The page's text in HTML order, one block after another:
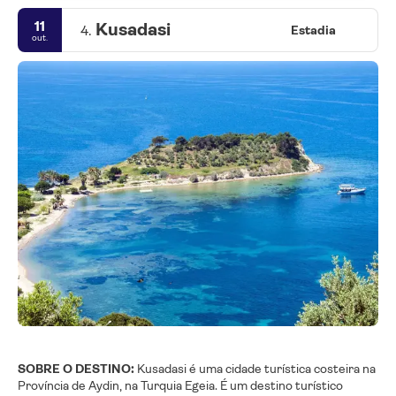
11
out. 4. Kusadasi Estadia
SOBRE O DESTINO: Kusadasi é uma cidade turística costeira na
Província de Aydin, na Turquia Egeia. É um destino turístico